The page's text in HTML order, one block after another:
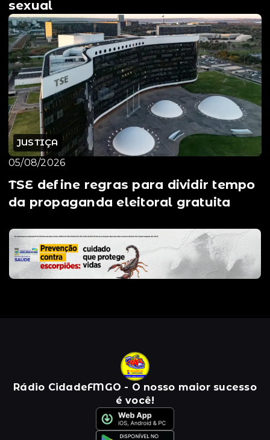
sexual
JUSTIÇA
05/08/2026
TSE define regras para dividir tempo
da propaganda eleitoral gratuita
Rádio CidadeFMGO - O nosso maior sucesso
é você!